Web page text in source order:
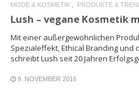
MODE & KOSMETIK PRODUKTE &
Lush – vegane Kosmetik
Mit einer außergewöhnlichen
Spezialeffekt, Ethical Branding und
schreibt Lush seit 20 Jahren
9. NOVEMBER 2016